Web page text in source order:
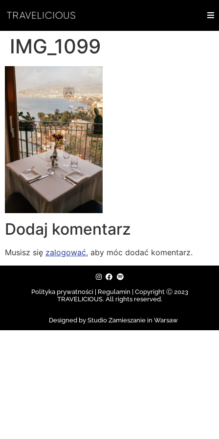
IMG_1099
Dodaj komentarz
Musisz się zalogować, aby móc dodać komentarz.
Polityka prywatności | Regulamin | Copyright Ⓒ 2023
TRAVELICIOUS. All rights reserved.
Designed by Studio Zamieszanie in Warsaw